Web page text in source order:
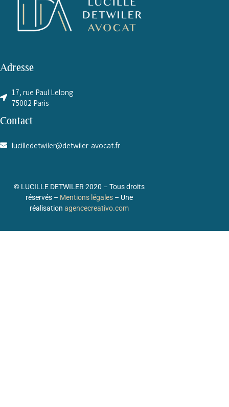
Adresse
17, rue Paul Lelong
75002 Paris
Contact
lucilledetwiler@detwiler-avocat.fr
© LUCILLE DETWILER 2020 – Tous droits
réservés – Mentions légales – Une
réalisation agencecreativo.com